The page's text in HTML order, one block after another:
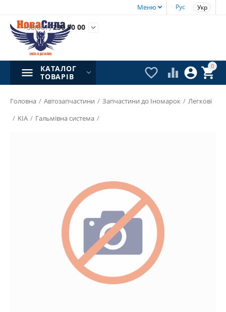
Рус Укр
Меню
+38(067)230 50 00 
0


 
КАТАЛОГ
ТОВАРІВ
Головна / Автозапчастини / Запчастини до Іномарок / Легкові
/ KIA / Гальмівна система /